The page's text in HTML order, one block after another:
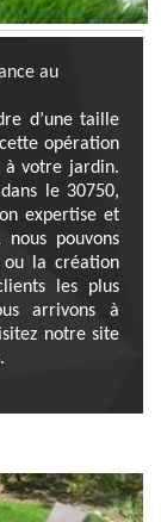
au
d’une taille
opération
à votre jardin.
le 30750,
expertise et
pouvons
ou la création
les plus
arrivons à
notre site